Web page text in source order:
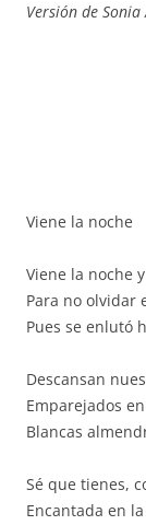
Versión de Sonia
Viene la noche
Viene la noche
Para no olvidar
Pues se enlutó
Descansan
Emparejados
Blancas
Sé que tienes,
Encantada en